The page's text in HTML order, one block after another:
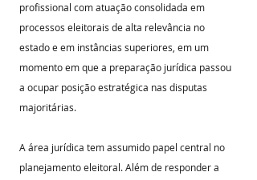
profissional com atuação consolidada em
processos eleitorais de alta relevância no
estado e em instâncias superiores, em um
momento em que a preparação jurídica passou
a ocupar posição estratégica nas disputas
majoritárias.
A área jurídica tem assumido papel central no
planejamento eleitoral. Além de responder a